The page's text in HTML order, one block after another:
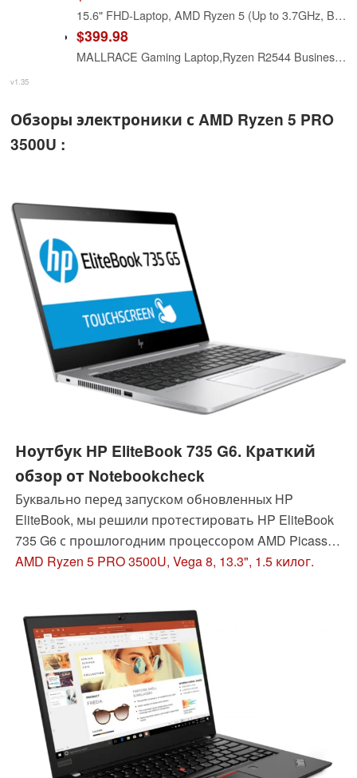
15.6" FHD-Laptop, AMD Ryzen 5 (Up to 3.7GHz, Beat i5-1135G7), 16GB RAM 512GB SSD, Radeon Vega 8 Graphics, 65W Fast Charging, Privacy Shutter, Numpad, Win 11, Gaming Laptop for College Students, Office
$399.98
MALLRACE Gaming Laptop,Ryzen R2544 Business Laptop Computer(Beat AMD Ryzen 5 3500U,up to 3.7GHz) 16GB DDR4 512GB SSD Window 11 Laptop with Webcam,Type-C,54.72Wh Battery,Numeric KB,Gray
v1.35
Обзоры электроники с AMD Ryzen 5 PRO
3500U :
Ноутбук HP EliteBook 735 G6. Краткий
обзор от Notebookcheck
Буквально перед запуском обновленных HP
EliteBook, мы решили протестировать HP EliteBook
735 G6 с прошлогодним процессором AMD Picasso.
Получится ли у старого представителя 735-й серии
модели есть Ethernet и порт для стыковки с док-
станциями.
AMD Ryzen 5 PRO 3500U, Vega 8, 13.3", 1.5 килог.